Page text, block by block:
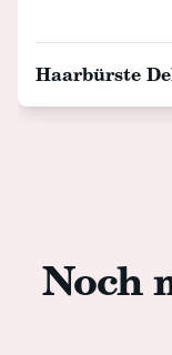
Haarbürste
Noch